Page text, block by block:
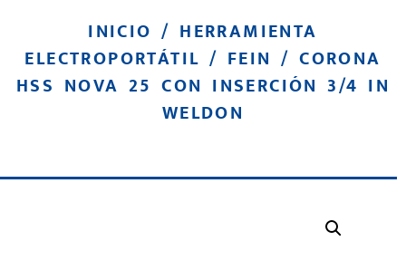
INICIO / HERRAMIENTA
ELECTROPORTÁTIL / FEIN / CORONA
HSS NOVA 25 CON INSERCIÓN 3/4 IN
WELDON